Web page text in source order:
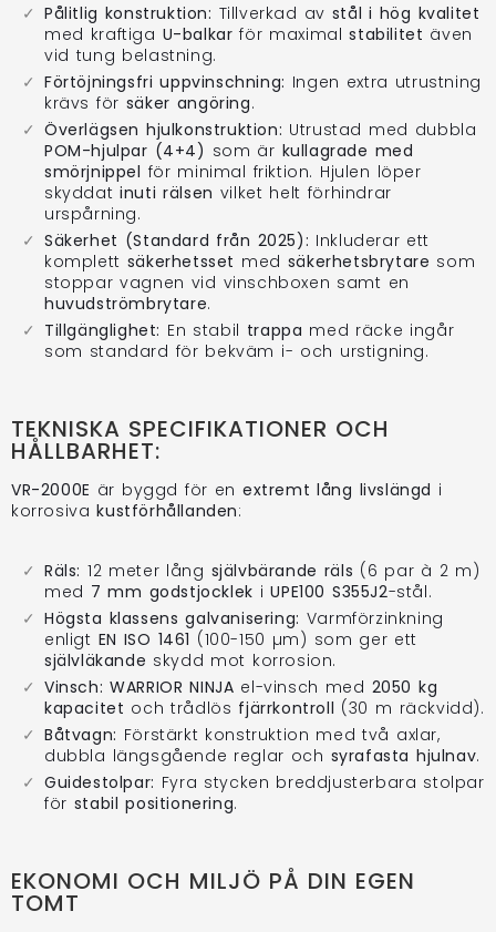
Pålitlig konstruktion: Tillverkad av stål i hög kvalitet
med kraftiga U-balkar för maximalstabilitet även
vid tung belastning.
Förtöjningsfri uppvinschning: Ingen extra utrustning
krävs för säker angöring.
Överlägsen hjulkonstruktion: Utrustad med dubbla
POM-hjulpar (4+4) som är kullagrade med
smörjnippel för minimal friktion. Hjulen löper
skyddatinuti rälsen vilket helt förhindrar
urspårning.
Säkerhet (Standard från 2025): Inkluderar ett
komplett säkerhetsset med säkerhetsbrytare som
stoppar vagnen vid vinschboxen samt en
huvudströmbrytare.
Tillgänglighet: En stabil trappa med räcke ingår
som standard för bekväm i- och urstigning.
TEKNISKA SPECIFIKATIONER OCH
HÅLLBARHET:
VR-2000E är byggd för enextremt lång livslängd i
korrosivakustförhållanden:
Räls: 12 meter lång självbärande räls (6 par à 2 m)
med 7 mm godstjocklek iUPE100 S355J2-stål.
Högsta klassens galvanisering: Varmförzinkning
enligt EN ISO 1461 (100-150 µm) som ger ett
självläkande skydd mot korrosion.
Vinsch: WARRIOR NINJA el-vinsch med 2050 kg
kapacitet och trådlös fjärrkontroll (30 m räckvidd).
Båtvagn: Förstärkt konstruktion med två axlar,
dubbla längsgående reglar och syrafasta hjulnav.
Guidestolpar: Fyra stycken breddjusterbara stolpar
för stabil positionering.
EKONOMI OCH MILJÖ PÅ DIN EGEN
TOMT